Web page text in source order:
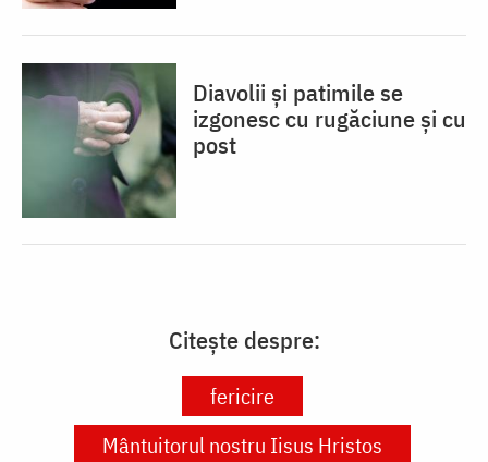
Diavolii și patimile se
izgonesc cu rugăciune și cu
post
Citește despre:
fericire
Mântuitorul nostru Iisus Hristos